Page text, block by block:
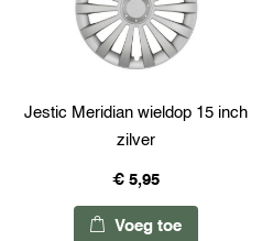
Jestic Meridian wieldop 15 inch
zilver
€ 5,95
Voeg toe